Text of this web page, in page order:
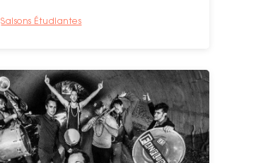
Saisons Étudiantes